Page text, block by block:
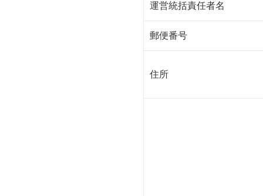
運営統括責任者名
郵便番号
住所